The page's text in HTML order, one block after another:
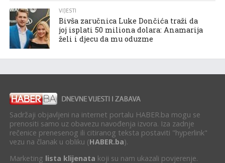
VIJESTI
Bivša zaručnica Luke Dončića traži da
joj isplati 50 miliona dolara: Anamarija
želi i djecu da mu oduzme
Sadržaji objavljeni na internet portalu HABER.ba mogu se
prenositi samo uz obavezu navođenja izvora. Iza zadnje
rečenice prenesenog ili citiranog teksta postaviti "hyperlink"
vezu na članak u obliku (HABER.ba).
Marketing lista klijenata koji su nam ukazali povjerenje.